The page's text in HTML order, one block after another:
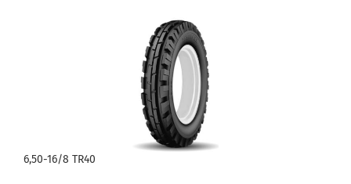
6,50-16/8 TR40